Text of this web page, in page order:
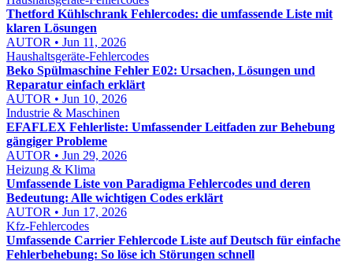
Thetford Kühlschrank Fehlercodes: die umfassende Liste mit
klaren Lösungen
AUTOR • Jun 11, 2026
Haushaltsgeräte-Fehlercodes
Beko Spülmaschine Fehler E02: Ursachen, Lösungen und
Reparatur einfach erklärt
AUTOR • Jun 10, 2026
Industrie & Maschinen
EFAFLEX Fehlerliste: Umfassender Leitfaden zur Behebung
gängiger Probleme
AUTOR • Jun 29, 2026
Heizung & Klima
Umfassende Liste von Paradigma Fehlercodes und deren
Bedeutung: Alle wichtigen Codes erklärt
AUTOR • Jun 17, 2026
Kfz-Fehlercodes
Umfassende Carrier Fehlercode Liste auf Deutsch für einfache
Fehlerbehebung: So löse ich Störungen schnell